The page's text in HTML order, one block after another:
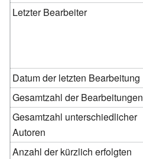
Letzter Bearbeiter
Datum der letzten Bearbeitung
Gesamtzahl der Bearbeitungen
Gesamtzahl unterschiedlicher
Autoren
Anzahl der kürzlich erfolgten